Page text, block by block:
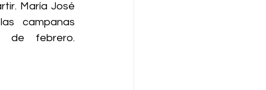
María José
campanas
de febrero.